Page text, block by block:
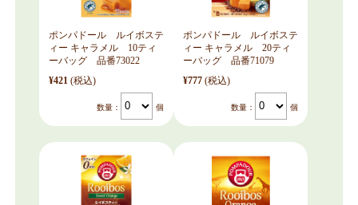
ポンパドール ルイボステ
ィー キャラメル 10ティ
ーバッグ 品番73022
¥421 (税込)
数量： 個
ポンパドール ルイボステ
ィー キャラメル 20ティ
ーバッグ 品番71079
¥777 (税込)
数量： 個